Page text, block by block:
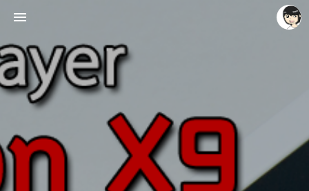
레이니아
레이니아